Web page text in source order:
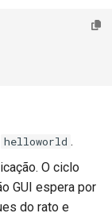
helloworld .
O ciclo
GUI espera por
do rato e